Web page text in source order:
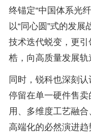
终锚定“中国体系光
以“同心圆”式的发
技术迭代蜕变，更
梏，向高质量发展轨
同时，锐科也深刻
停留在单一硬件售
用、多维度工艺融
高端化的必然演进